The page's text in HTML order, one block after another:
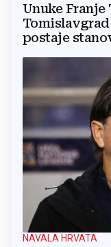
Unuke
postaje
NAVALA HRVATA